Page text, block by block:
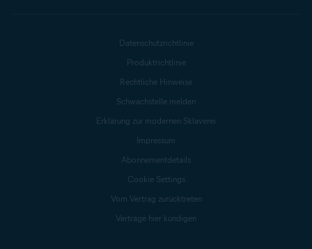
Datenschutzrichtlinie
Produktrichtlinie
Rechtliche Hinweise
Schwachstelle melden
Erklärung zur modernen Sklaverei
Impressum
Abonnementdetails
Cookie Settings
Vom Vertrag zurücktreten
Verträge hier kündigen